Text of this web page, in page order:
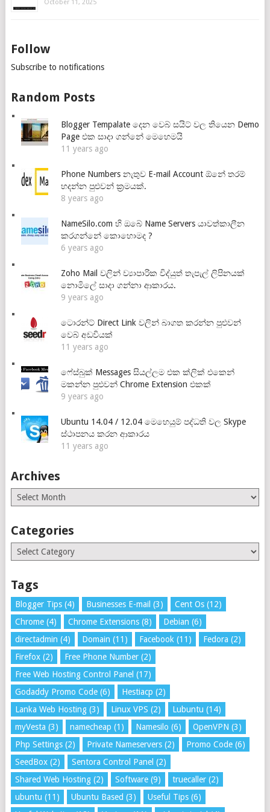
October 11, 2025
Follow
Subscribe to notifications
Random Posts
Blogger Tempalate දෙන වෙබ් සයිට් වල තියෙන Demo
Page එක සාදා ගන්නේ මෙහෙමයි
11 years ago
Phone Numbers නැතුව E-mail Account ඕනේ තරම්
හදන්න පුළුවන් ක්‍රමයක්.
8 years ago
NameSilo.com හි ඔබේ Name Servers යාවත්කාලීන
කරගන්නේ කොහොමද ?
6 years ago
Zoho Mail වලින් ව්‍යාපාරික විද්යුත් තැපැල් ලිපිනයක්
නොමිලේ සාදා ගන්නා ආකාරය.
9 years ago
ටොරන්ට් Direct Link වලින් බාගත කරන්න පුළුවන්
වෙබ් අඩවියක්
11 years ago
ෆේස්බුක් Messages සියල්ලම එක ක්ලික් එකෙන්
මකන්න පුළුවන් Chrome Extension එකක්
9 years ago
Ubuntu 14.04 / 12.04 මෙහෙයුම් පද්ධති වල Skype
ස්ථාපනය කරන ආකාරය
11 years ago
Archives
Archives
Categories
Categories
Tags
Blogger Tips(4) Businesses E-mail (3) Cent Os(12)
Chrome(4) Chrome Extensions(8) Debian (6)
directadmin (4) Domain (11) Facebook (11) Fedora (2)
Firefox(2) Free Phone Number(2)
Free Web Hosting Control Panel (17)
Godaddy Promo Code(6) Hestiacp (2)
Lanka Web Hosting(3) Linux VPS (2) Lubuntu (14)
myVesta (3) namecheap (1) Namesilo (6) OpenVPN (3)
Php Settings(2) Private Nameservers(2) Promo Code(6)
SeedBox(2) Sentora Control Panel (2)
Shared Web Hosting(2) Software(9) truecaller(2)
ubuntu (11) Ubuntu Based (3) Useful Tips(6)